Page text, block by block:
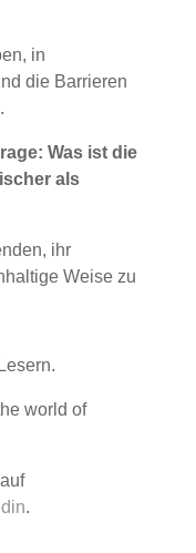
in
die Barrieren
Was ist die
als
ihr
Weise zu
world of
.